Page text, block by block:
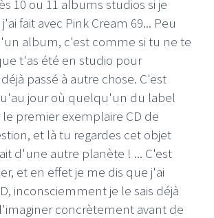
10 ou 11 albums studios si je
fait avec Pink Cream 69... Peu
album, c'est comme si tu ne te
t'as été en studio pour
passé à autre chose. C'est
jour où quelqu'un du label
premier exemplaire CD de
et là tu regardes cet objet
d'une autre planète ! ... C'est
et en effet je me dis que j'ai
inconsciemment je le sais déjà
concrètement avant de